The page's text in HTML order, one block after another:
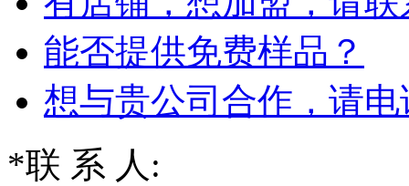
能否提供免费样品？
想与贵公司合作，请
*联 系 人: